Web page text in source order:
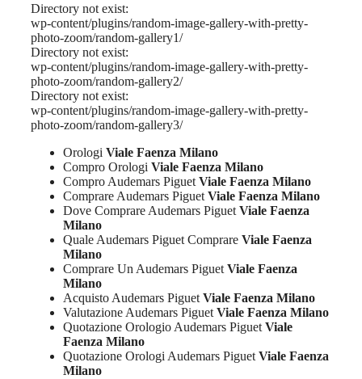
Directory not exist:
wp-content/plugins/random-image-gallery-with-pretty-
photo-zoom/random-gallery1/
Directory not exist:
wp-content/plugins/random-image-gallery-with-pretty-
photo-zoom/random-gallery2/
Directory not exist:
wp-content/plugins/random-image-gallery-with-pretty-
photo-zoom/random-gallery3/
Orologi Viale Faenza Milano
Compro Orologi Viale Faenza Milano
Compro Audemars Piguet Viale Faenza Milano
Comprare Audemars Piguet Viale Faenza Milano
Dove Comprare Audemars Piguet Viale Faenza
Milano
Quale Audemars Piguet Comprare Viale Faenza
Milano
Comprare Un Audemars Piguet Viale Faenza
Milano
Acquisto Audemars Piguet Viale Faenza Milano
Valutazione Audemars Piguet Viale Faenza Milano
Quotazione Orologio Audemars Piguet Viale
Faenza Milano
Quotazione Orologi Audemars Piguet Viale Faenza
Milano